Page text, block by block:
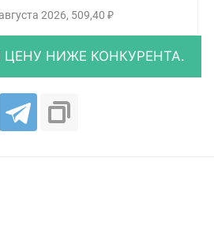
2026 509,40 ₽